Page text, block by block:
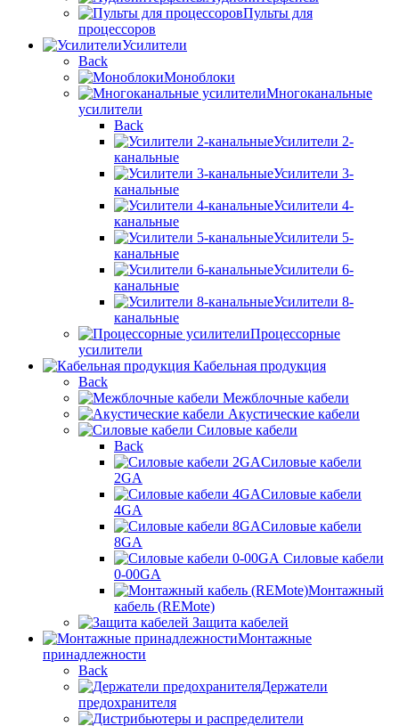
Пульты для
процессоров
Усилители
Back
Моноблоки
Многоканальные
усилители
Back
Усилители 2-
канальные
Усилители 3-
канальные
Усилители 4-
канальные
Усилители 5-
канальные
Усилители 6-
канальные
Усилители 8-
канальные
Процессорные
усилители
Кабельная продукция
Back
Межблочные кабели
Акустические кабели
Силовые кабели
Back
Силовые кабели
2GA
Силовые кабели
4GA
Силовые кабели
8GA
Силовые кабели
0-00GA
Монтажный
кабель (REMote)
Защита кабелей
Монтажные
принадлежности
Back
Держатели
предохранителя